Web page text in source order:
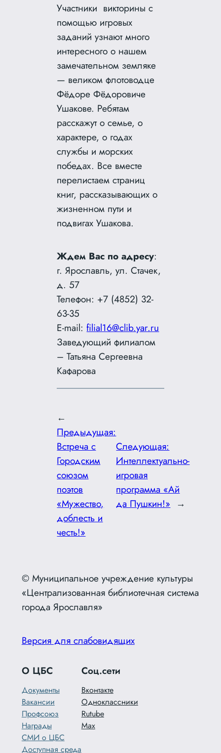
Участники викторины с
помощью игровых
заданий узнают много
интересного о нашем
замечательном земляке
— великом флотоводце
Фёдоре Фёдоровиче
Ушакове. Ребятам
расскажут о семье, о
характере, о годах
службы и морских
победах. Все вместе
перелистаем страниц
книг, рассказывающих о
жизненном пути и
подвигах Ушакова.
Ждем Вас по адресу:
г. Ярославль, ул. Стачек,
д. 57
Телефон: +7 (4852) 32-
63-35
E-mail:filial16@clib.yar.ru
Заведующий филиалом
– Татьяна Сергеевна
Кафарова
←
Предыдущая:
Встреча с
Городским
союзом
поэтов
«Мужество,
доблесть и
честь!»
Следующая:
Интеллектуально-
игровая
программа «Ай
да Пушкин!» →
© Муниципальное учреждение культуры
«Централизованная библиотечная система
города Ярославля»
Версия для слабовидящих
О ЦБС
Документы
Вакансии
Профсоюз
Награды
СМИ о ЦБС
Доступная среда
Соц.сети
Вконтакте
Одноклассники
Rutube
Max